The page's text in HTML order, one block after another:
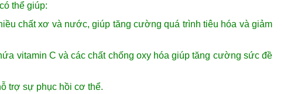
thể giúp:
chất xơ và nước, giúp tăng cường quá trình tiêu hóa và giảm
vitamin C và các chất chống oxy hóa giúp tăng cường sức đề
trợ sự phục hồi cơ thể.